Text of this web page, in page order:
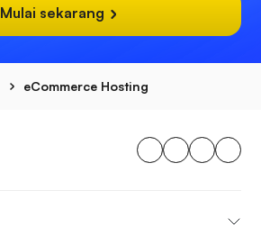
Mulai sekarang
eCommerce Hosting